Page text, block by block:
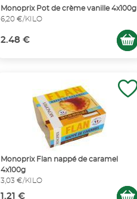
Monoprix Pot de crème vanille 4x100g
6,20 €/KILO
2.48 €
Monoprix Flan nappé de caramel
4x100g
3,03 €/KILO
1.21 €